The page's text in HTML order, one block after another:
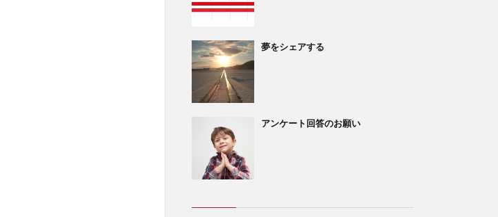
夢をシェアする
アンケート回答のお願い